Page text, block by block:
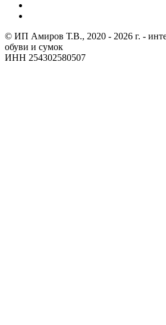
© ИП Амиров Т.В., 2020 - 2026 г. -
обуви и сумок
ИНН 254302580507